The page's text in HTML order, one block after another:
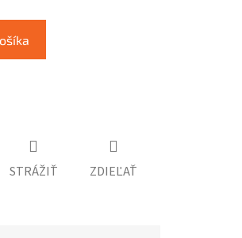
STRÁŽIŤ ZDIEĽAŤ